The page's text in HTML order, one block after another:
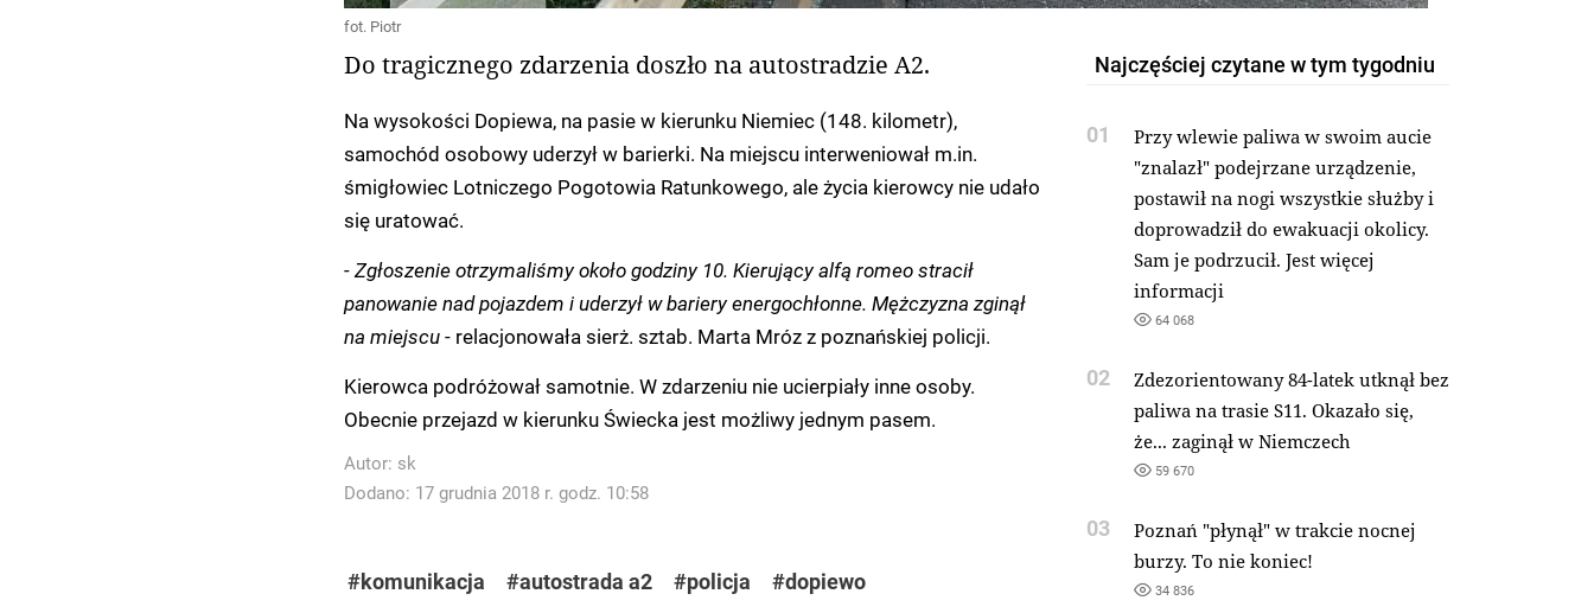
fot. Piotr
Do tragicznego zdarzenia doszło na autostradzie A2.
Na wysokości Dopiewa, na pasie w kierunku Niemiec (148. kilometr),
samochód osobowy uderzył w barierki. Na miejscu interweniował m.in.
śmigłowiec Lotniczego Pogotowia Ratunkowego, ale życia kierowcy nie udało
się uratować.
- Zgłoszenie otrzymaliśmy około godziny 10. Kierujący alfą romeo stracił
panowanie nad pojazdem i uderzył w bariery energochłonne. Mężczyzna zginął
na miejscu- relacjonowała sierż. sztab. Marta Mróz z poznańskiej policji.
Kierowca podróżował samotnie. W zdarzeniu nie ucierpiały inne osoby.
Obecnie przejazd w kierunku Świecka jest możliwy jednym pasem.
Autor: sk
Dodano: 17 grudnia 2018 r. godz. 10:58
#komunikacja #autostrada a2 #policja #dopiewo
Najczęściej czytane w tym tygodniu
01
Przy wlewie paliwa w swoim aucie
"znalazł" podejrzane urządzenie,
postawił na nogi wszystkie służby i
doprowadził do ewakuacji okolicy.
Sam je podrzucił. Jest więcej
informacji
64 068
02
Zdezorientowany 84-latek utknął bez
paliwa na trasie S11. Okazało się,
że... zaginął w Niemczech
59 670
03
Poznań "płynął" w trakcie nocnej
burzy. To nie koniec!
34 836